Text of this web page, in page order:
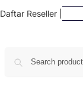
Daftar Reseller